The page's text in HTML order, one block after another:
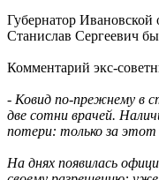
Губернатор Ивановской
Станислав Сергеевич
Комментарий экс-
- Ковид по-прежнему в
две сотни врачей.
потери: только за этот
На днях появилась